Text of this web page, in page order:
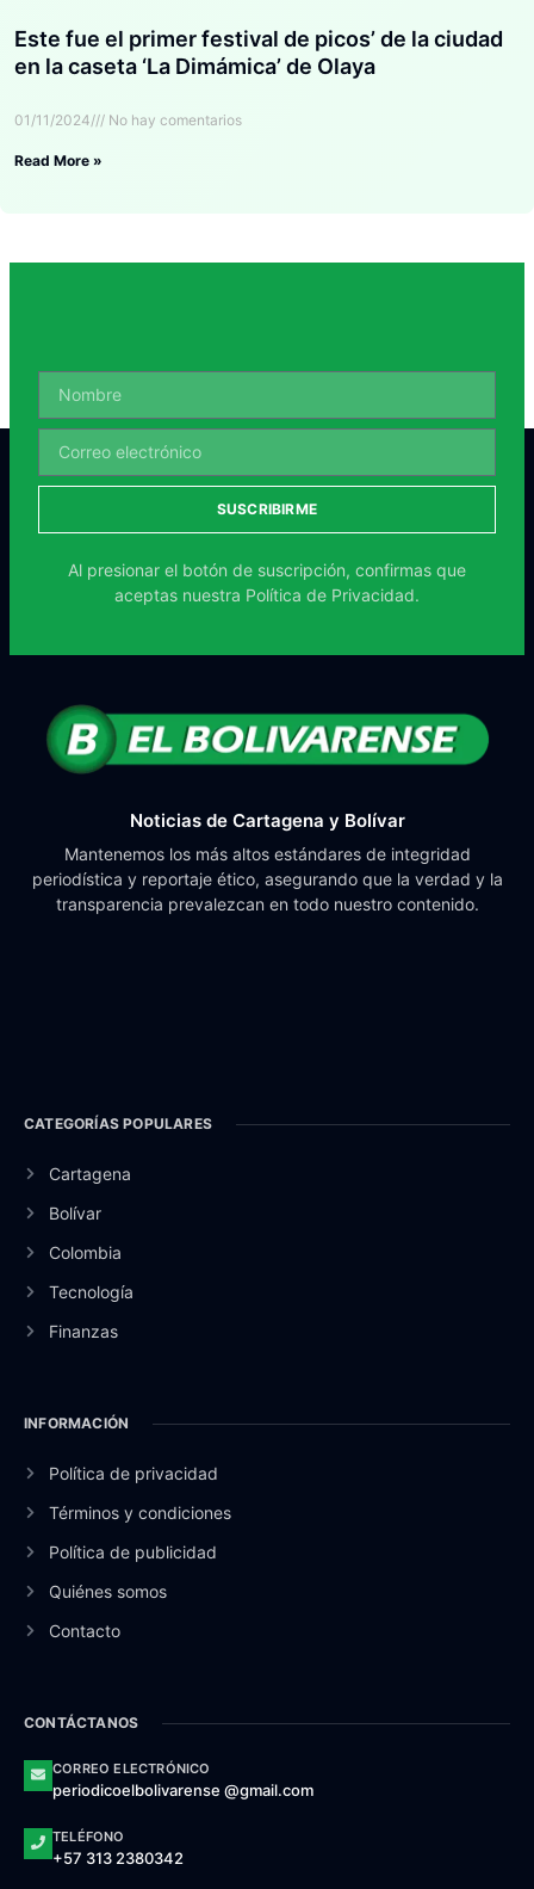
Este fue el primer festival de picos’ de la ciudad
en la caseta ‘La Dimámica’ de Olaya
01/11/2024 No hay comentarios
Read More »
SUSCRIBIRME
Al presionar el botón de suscripción, confirmas que
aceptas nuestra Política de Privacidad.
Noticias de Cartagena y Bolívar
Mantenemos los más altos estándares de integridad
periodística y reportaje ético, asegurando que la verdad y la
transparencia prevalezcan en todo nuestro contenido.
CATEGORÍAS POPULARES
Cartagena
Bolívar
Colombia
Tecnología
Finanzas
INFORMACIÓN
Política de privacidad
Términos y condiciones
Política de publicidad
Quiénes somos
Contacto
CONTÁCTANOS
CORREO ELECTRÓNICO
periodicoelbolivarense @gmail.com
TELÉFONO
+57 313 2380342